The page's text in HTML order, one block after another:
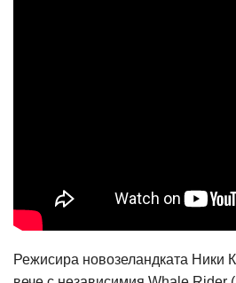
Режисира новозеландката Ники